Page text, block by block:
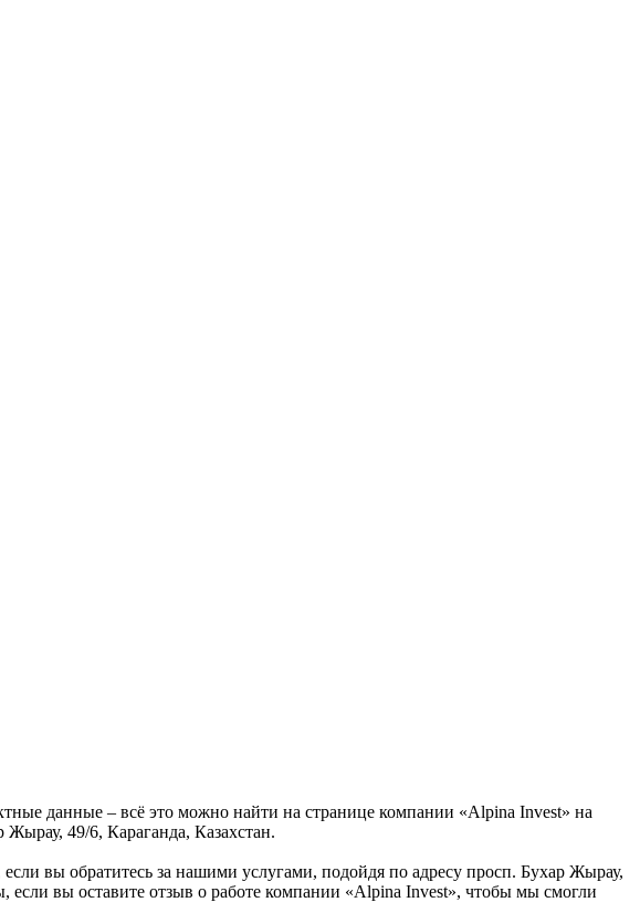
данные – всё это можно найти на странице компании «Alpina Invest» на
49/6, Караганда, Казахстан.
вы обратитесь за нашими услугами, подойдя по адресу просп. Бухар Жырау,
вы оставите отзыв о работе компании «Alpina Invest», чтобы мы смогли